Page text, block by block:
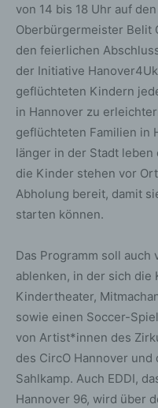
von 14 bis 18 Uhr auf
Oberbürgermeister Belit
den feierlichen
der Initiative
geflüchteten Kindern
in Hannover zu
geflüchteten Familien in
länger in der Stadt leben
die Kinder stehen vor
Abholung bereit, damit
starten können.
Das Programm soll
ablenken, in der sich die
Kindertheater,
sowie einen Soccer-
von Artist*innen des
des CircO Hannover und
Sahlkamp. Auch EDDI,
Hannover 96, wird über